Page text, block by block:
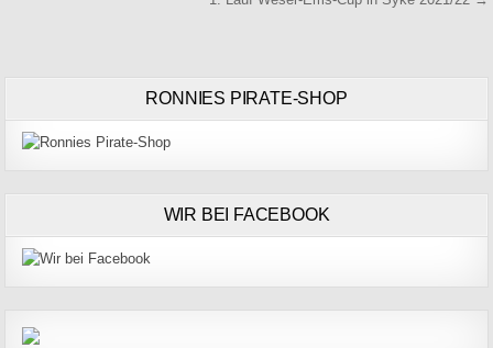
RONNIES PIRATE-SHOP
WIR BEI FACEBOOK